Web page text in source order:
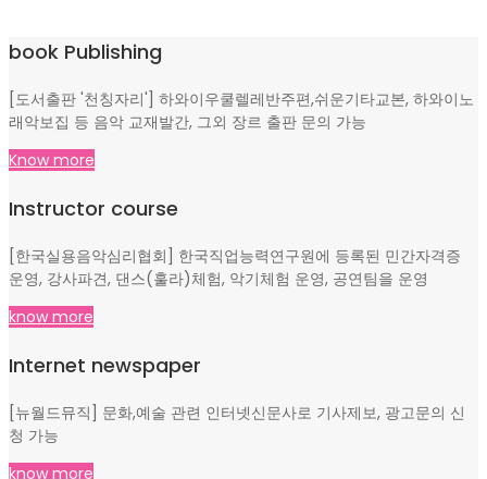
book Publishing
[도서출판 '천칭자리'] 하와이우쿨렐레반주편,쉬운기타교본, 하와이노
래악보집 등 음악 교재발간, 그외 장르 출판 문의 가능
Know more
Instructor course
[한국실용음악심리협회] 한국직업능력연구원에 등록된 민간자격증
운영, 강사파견, 댄스(훌라)체험, 악기체험 운영, 공연팀을 운영
know more
Internet newspaper
[뉴월드뮤직] 문화,예술 관련 인터넷신문사로 기사제보, 광고문의 신
청 가능
know more